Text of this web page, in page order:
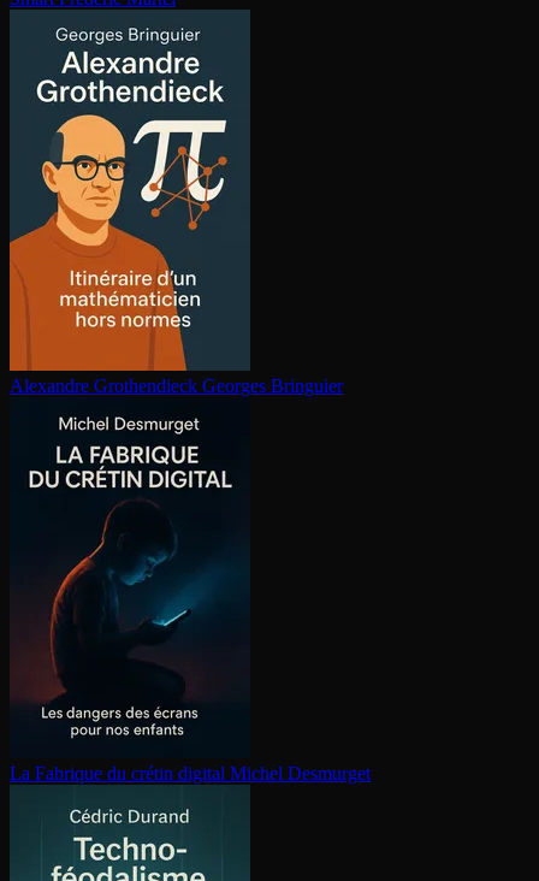
Alexandre Gro­then­dieck Georges Bringuier
La Fabrique du crétin digital Michel Desmurget